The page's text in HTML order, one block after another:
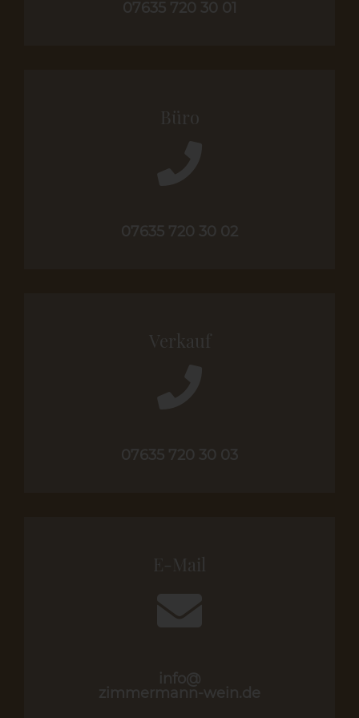
07635 720 30 01
Büro
07635 720 30 02
Verkauf
07635 720 30 03
E-Mail
info@
zimmermann-wein.de